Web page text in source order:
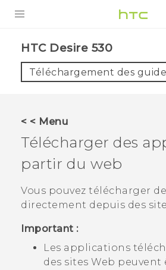
VIVE
VIVERSE
ASSISTANCE
Appareils HTC & Accessoires
HTC Desire 530‎
Téléchargement des
< < Menu
Télécharger des
partir du web
Vous pouvez télécharger
directement depuis des
Important :
Les applications
des sites Web peuvent